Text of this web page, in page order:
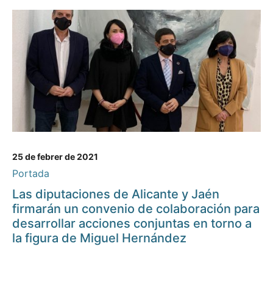
25 de febrer de 2021
Portada
Las diputaciones de Alicante y Jaén
firmarán un convenio de colaboración para
desarrollar acciones conjuntas en torno a
la figura de Miguel Hernández